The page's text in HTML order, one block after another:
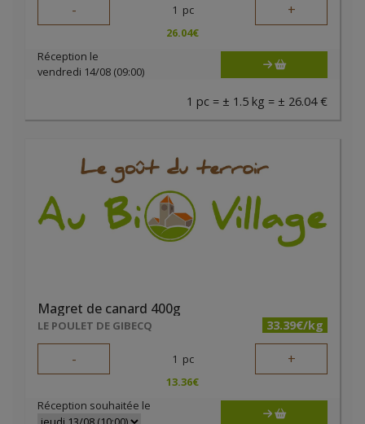
- 1 pc +
26.04€
Réception le
vendredi 14/08 (09:00)
1 pc = ± 1.5 kg = ± 26.04 €
Magret de canard 400g
LE POULET DE GIBECQ 33.39€/kg
- 1 pc +
13.36€
Réception souhaitée le